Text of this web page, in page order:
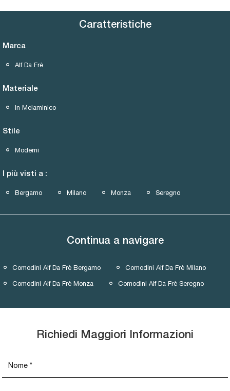
Caratteristiche
Marca
Alf Da Frè
Materiale
In Melaminico
Stile
Moderni
I più visti a :
Bergamo Milano Monza Seregno
Continua a navigare
Comodini Alf Da Frè Bergamo Comodini Alf Da Frè Milano
Comodini Alf Da Frè Monza Comodini Alf Da Frè Seregno
Richiedi Maggiori Informazioni